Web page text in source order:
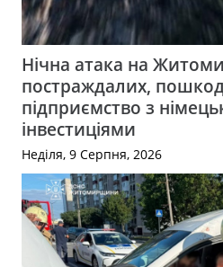
Нічна атака на
постраждалих,
підприємство з
інвестиціями
Неділя, 9 Серпня, 2026